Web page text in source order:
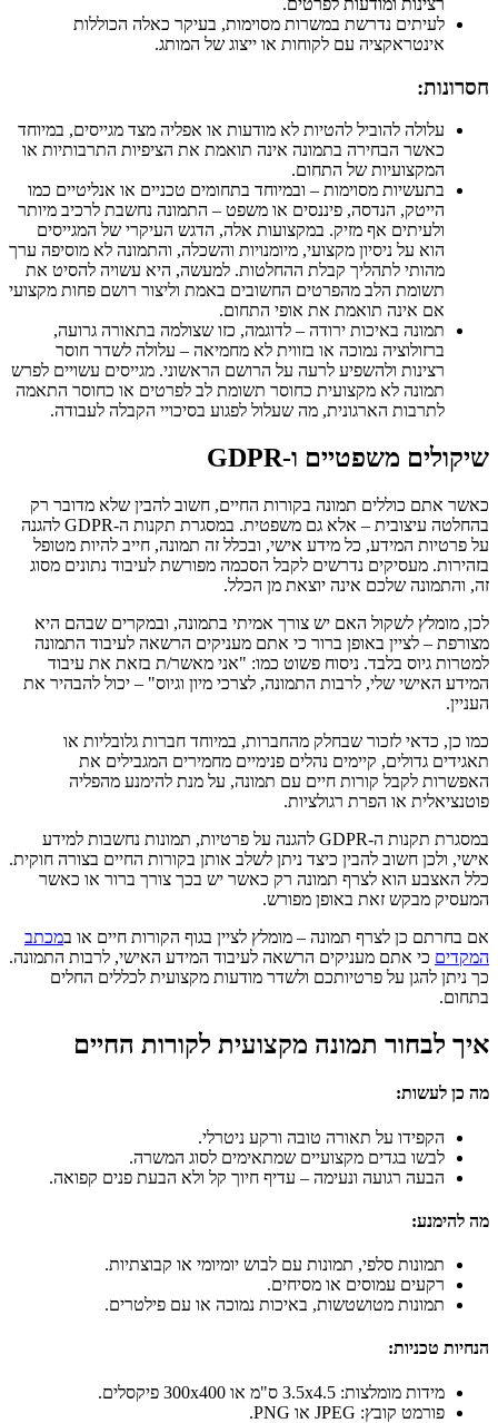
רצינות ומודעות לפרטים.
לעיתים נדרשת במשרות מסוימות, בעיקר כאלה הכוללות
אינטראקציה עם לקוחות או ייצוג של המותג.
חסרונות:
עלולה להוביל להטיות לא מודעות או אפליה מצד מגייסים, במיוחד
כאשר הבחירה בתמונה אינה תואמת את הציפיות התרבותיות או
המקצועיות של התחום.
בתעשיות מסוימות – ובמיוחד בתחומים טכניים או אנליטיים כמו
הייטק, הנדסה, פיננסים או משפט – התמונה נחשבת לרכיב מיותר
ולעיתים אף מזיק. במקצועות אלה, הדגש העיקרי של המגייסים
הוא על ניסיון מקצועי, מיומנויות והשכלה, והתמונה לא מוסיפה ערך
מהותי לתהליך קבלת ההחלטות. למעשה, היא עשויה להסיט את
תשומת הלב מהפרטים החשובים באמת וליצור רושם פחות מקצועי
אם אינה תואמת את אופי התחום.
תמונה באיכות ירודה – לדוגמה, כזו שצולמה בתאורה גרועה,
ברזולוציה נמוכה או בזווית לא מחמיאה – עלולה לשדר חוסר
רצינות ולהשפיע לרעה על הרושם הראשוני. מגייסים עשויים לפרש
תמונה לא מקצועית כחוסר תשומת לב לפרטים או כחוסר התאמה
לתרבות הארגונית, מה שעלול לפגוע בסיכויי הקבלה לעבודה.
שיקולים משפטיים ו-GDPR
כאשר אתם כוללים תמונה בקורות החיים, חשוב להבין שלא מדובר רק
בהחלטה עיצובית – אלא גם משפטית. במסגרת תקנות ה-GDPR להגנה
על פרטיות המידע, כל מידע אישי, ובכלל זה תמונה, חייב להיות מטופל
בזהירות. מעסיקים נדרשים לקבל הסכמה מפורשת לעיבוד נתונים מסוג
זה, והתמונה שלכם אינה יוצאת מן הכלל.
לכן, מומלץ לשקול האם יש צורך אמיתי בתמונה, ובמקרים שבהם היא
מצורפת – לציין באופן ברור כי אתם מעניקים הרשאה לעיבוד התמונה
למטרות גיוס בלבד. ניסוח פשוט כמו: "אני מאשר/ת בזאת את עיבוד
המידע האישי שלי, לרבות התמונה, לצרכי מיון וגיוס" – יכול להבהיר את
העניין.
כמו כן, כדאי לזכור שבחלק מהחברות, במיוחד חברות גלובליות או
תאגידים גדולים, קיימים נהלים פנימיים מחמירים המגבילים את
האפשרות לקבל קורות חיים עם תמונה, על מנת להימנע מהפליה
פוטנציאלית או הפרת רגולציות.
במסגרת תקנות ה-GDPR להגנה על פרטיות, תמונות נחשבות למידע
אישי, ולכן חשוב להבין כיצד ניתן לשלב אותן בקורות החיים בצורה חוקית.
כלל האצבע הוא לצרף תמונה רק כאשר יש בכך צורך ברור או כאשר
המעסיק מבקש זאת באופן מפורש.
אם בחרתם כן לצרף תמונה – מומלץ לציין בגוף הקורות חיים או במכתב
המקדים כי אתם מעניקים הרשאה לעיבוד המידע האישי, לרבות התמונה.
כך ניתן להגן על פרטיותכם ולשדר מודעות מקצועית לכללים החלים
בתחום.
איך לבחור תמונה מקצועית לקורות החיים
מה כן לעשות:
הקפידו על תאורה טובה ורקע ניטרלי.
לבשו בגדים מקצועיים שמתאימים לסוג המשרה.
הבעה רגועה ונעימה – עדיף חיוך קל ולא הבעת פנים קפואה.
מה להימנע:
תמונות סלפי, תמונות עם לבוש יומיומי או קבוצתיות.
רקעים עמוסים או מסיחים.
תמונות מטושטשות, באיכות נמוכה או עם פילטרים.
הנחיות טכניות:
מידות מומלצות: 3.5x4.5 ס"מ או 300x400 פיקסלים.
פורמט קובץ: JPEG או PNG.